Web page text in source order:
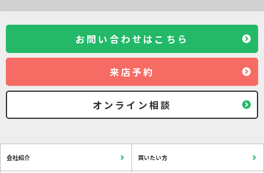
お問い合わせはこちら
来店予約
オンライン相談
会社紹介 買いたい方